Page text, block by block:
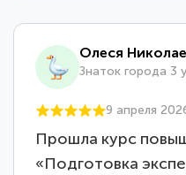
Олеся
Знаток города 3
9 апреля
Прошла курс
«Подготовка